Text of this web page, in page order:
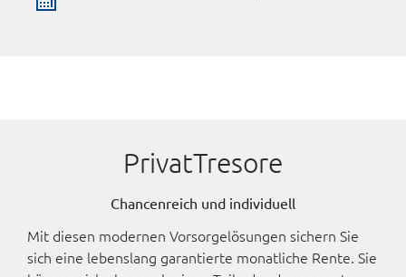
PrivatTresore
Chancenreich und individuell
Mit diesen modernen Vorsorgelösungen sichern Sie
sich eine lebenslang garantierte monatliche Rente. Sie